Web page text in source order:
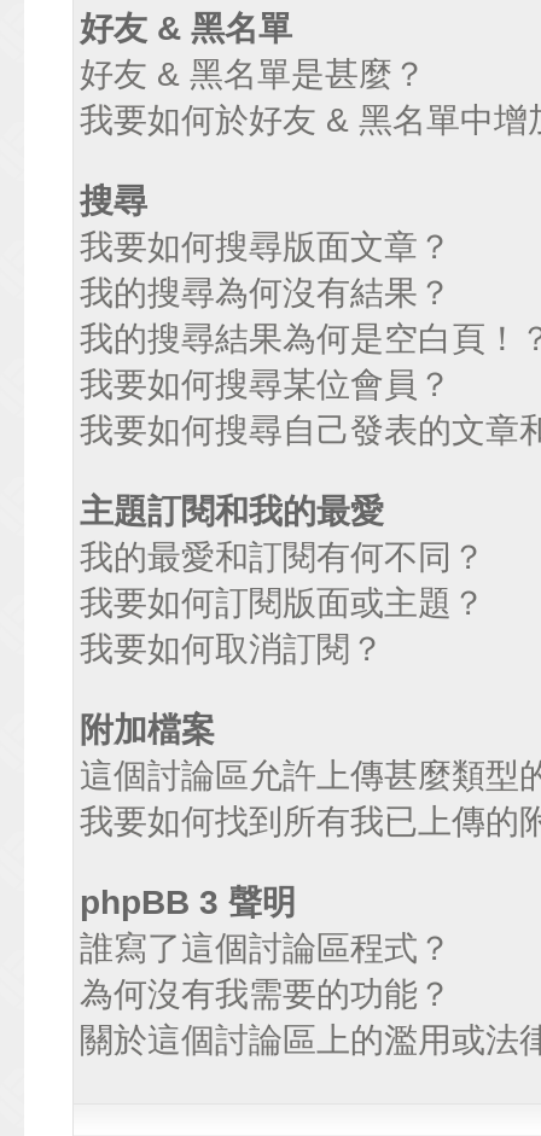
好友 & 黑名單
好友 & 黑名單是甚麼？
我要如何於好友 & 黑名單中增
搜尋
我要如何搜尋版面文章？
我的搜尋為何沒有結果？
我的搜尋結果為何是空白頁！
我要如何搜尋某位會員？
我要如何搜尋自己發表的文章
主題訂閱和我的最愛
我的最愛和訂閱有何不同？
我要如何訂閱版面或主題？
我要如何取消訂閱？
附加檔案
這個討論區允許上傳甚麼類型
我要如何找到所有我已上傳的
phpBB 3 聲明
誰寫了這個討論區程式？
為何沒有我需要的功能？
關於這個討論區上的濫用或法